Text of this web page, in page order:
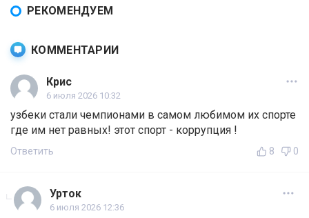
РЕКОМЕНДУЕМ
КОММЕНТАРИИ
Крис
6 июля 2026 10:32
узбеки стали чемпионами в самом любимом их спорте
где им нет равных! этот спорт - коррупция !
Ответить 8 0
Урток
6 июля 2026 12:36